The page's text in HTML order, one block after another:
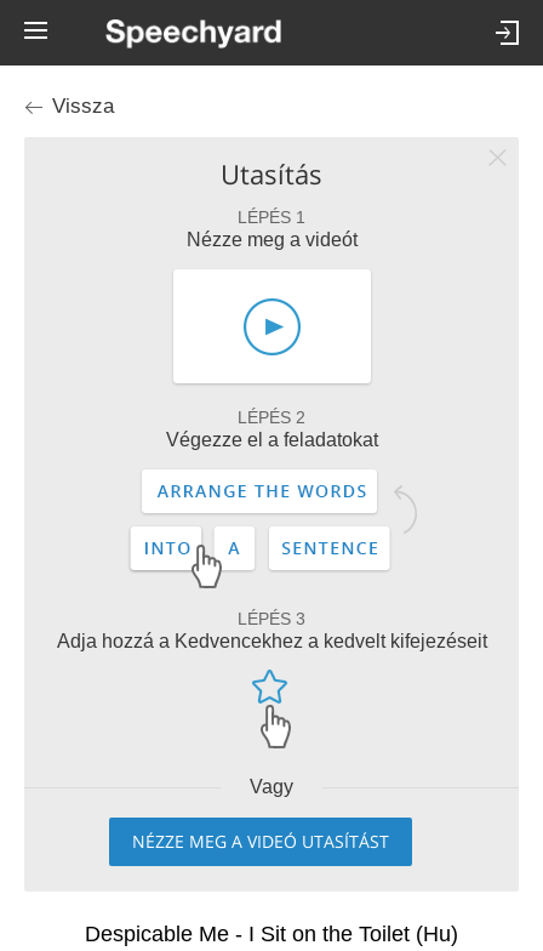
Vissza
Utasítás
LÉPÉS 1
Nézze meg a videót
LÉPÉS 2
Végezze el a feladatokat
LÉPÉS 3
Adja hozzá a Kedvencekhez a kedvelt kifejezéseit
Vagy
NÉZZE MEG A VIDEÓ UTASÍTÁST
Despicable Me - I Sit on the Toilet (Hu)